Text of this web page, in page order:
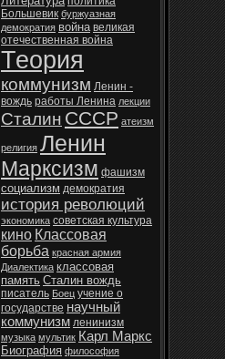
Большевик буржуазная
демократия война великая
отечественная война
Теория
коммунизм Ленин -
вождь работы Ленина лекции
Сталин СССР атеизм
религия Ленин
Марксизм фашизм
социализм демократия
история революций
экономика советская культура
кино Классовая
борьба красная армия
Диалектика классовая
память Сталин вождь
писатель Боец учение о
государстве научный
коммунизм ленинизм
музыка мультик Карл Маркс
Биография философия